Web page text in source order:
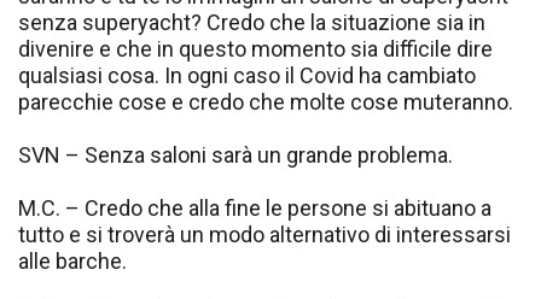
senza superyacht? Credo che la situazione sia in
divenire e che in questo momento sia difficile dire
qualsiasi cosa. In ogni caso il Covid ha cambiato
parecchie cose e credo che molte cose muteranno.
SVN – Senza saloni sarà un grande problema.
M.C. – Credo che alla fine le persone si abituano a
tutto e si troverà un modo alternativo di interessarsi
alle barche.